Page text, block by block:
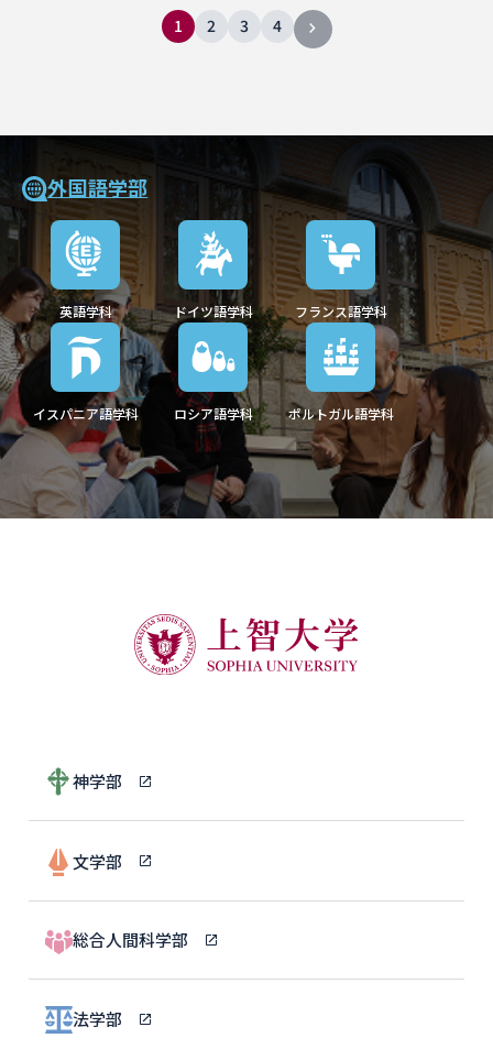
1 2 3 4
外国語学部
英語学科 ドイツ語学科 フランス語学科
イスパニア語学科 ロシア語学科 ポルトガル語学科
神学部
文学部
総合人間科学部
法学部